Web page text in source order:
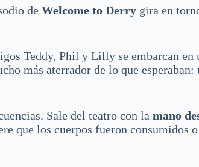
de Welcome to Derry gira en
Teddy, Phil y Lilly se embarcan en
más aterrador de lo que
Sale del teatro con la mano
que los cuerpos fueron consumidos